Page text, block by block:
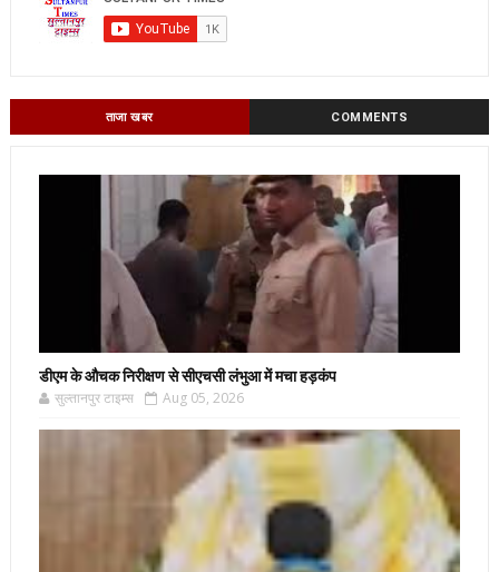
ताजा खबर COMMENTS
डीएम के औचक निरीक्षण से सीएचसी लंभुआ में मचा हड़कंप
सुल्तानपुर टाइम्स Aug 05, 2026